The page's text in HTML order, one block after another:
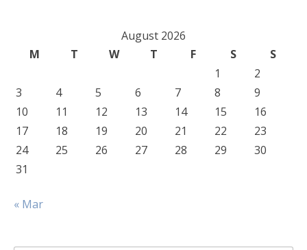
August 2026
M
T W T F S
S
1
2
3
4 5 6 7 8
9
10
11 12 13 14 15
16
17
18 19 20 21 22
23
24
25 26 27 28 29
30
31
« Mar